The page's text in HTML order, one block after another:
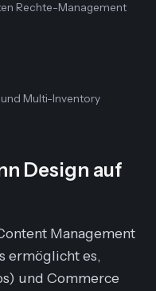
Rechte-Management
Multi-Inventory
Design auf
Management
ermöglicht es,
und Commerce